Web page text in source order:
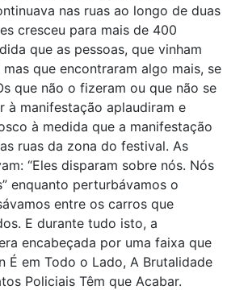
nas ruas ao longo de duas
cresceu para mais de 400
que as pessoas, que vinham
que encontraram algo mais, se
que não o fizeram ou que não se
à manifestação aplaudiram e
à medida que a manifestação
ruas da zona do festival. As
“Eles disparam sobre nós. Nós
enquanto perturbávamos o
entre os carros que
E durante tudo isto, a
encabeçada por uma faixa que
É em Todo o Lado, A Brutalidade
Policiais Têm que Acabar.